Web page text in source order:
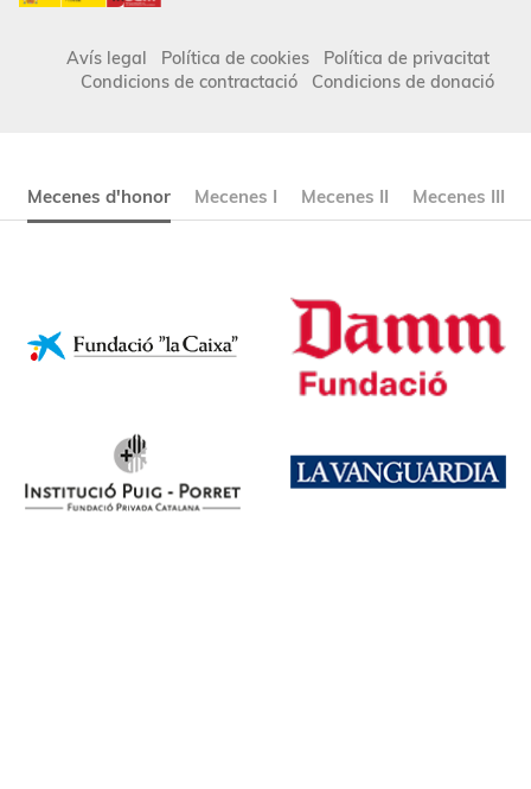
Avís legal Política de cookies
Política de privacitat
Condicions de contractació
Condicions de donació
Mecenes d'honor Mecenes I Mecenes II Mecenes III